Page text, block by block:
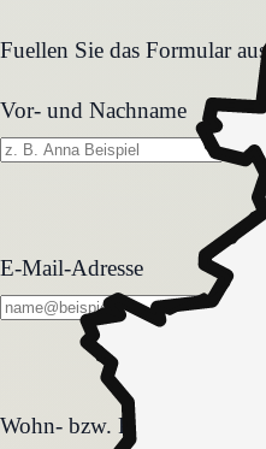
Fuellen Sie das Formular
Vor- und Nachname
E-Mail-Adresse
Wohn- bzw. Pflegeform
Wohn- bzw. Pflegeform